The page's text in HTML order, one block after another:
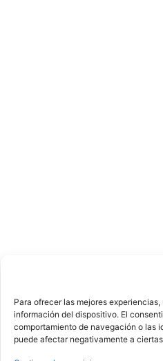
Para ofrecer las mejores
información del dispositivo. El
comportamiento de navegación o las
puede afectar negativamente a